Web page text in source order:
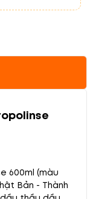
600ml (màu
Bản - Thành